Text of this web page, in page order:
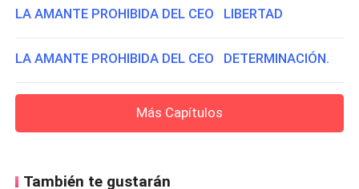
LA AMANTE PROHIBIDA DEL CEO LIBERTAD
LA AMANTE PROHIBIDA DEL CEO DETERMINACIÓN.
Más Capítulos
También te gustarán